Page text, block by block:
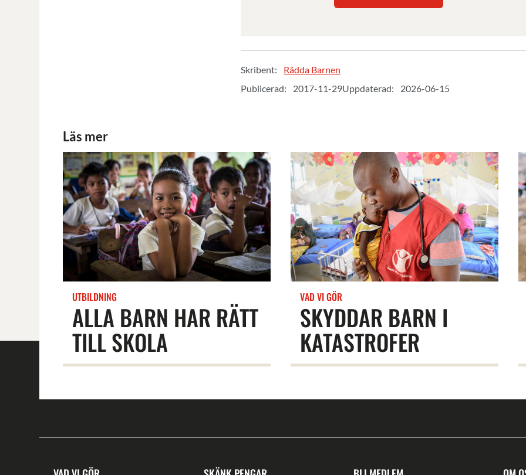
Skribent:
Rädda Barnen
Publicerad:
2017-11-29Uppdaterad: 2026-06-15
Läs mer
ALLA BARN HAR RÄTT
TILL SKOLA
UTBILDNING
SKYDDAR BARN I
KATASTROFER
VAD VI GÖR